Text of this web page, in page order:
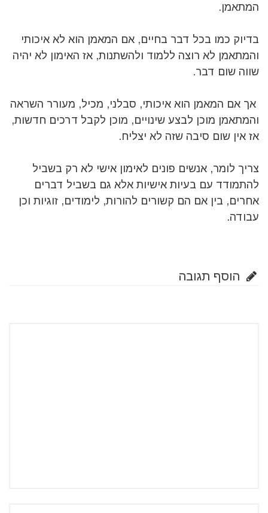
המתאמן.
בדיוק כמו בכל דבר בחיים, אם המאמן הוא לא איכותי
והמתאמן לא רוצה ללמוד ולהשתנות, אז האימון לא יהיה
שווה שום דבר.
אך אם המאמן הוא איכותי, סבלני, מכיל, מעורר השראה
והמתאמן מוכן לבצע שינויים, מוכן לקבל דרכים חדשות,
אז אין שום סיבה שזה לא יצליח.
צריך לומר, אנשים פונים לאימון אישי לא רק בשביל
להתמודד עם בעיות אישיות אלא גם בשביל דברים
אחרים, בין אם הם קשורים להורות, לימודים, זוגיות וכן
עבודה.
הוסף תגובה